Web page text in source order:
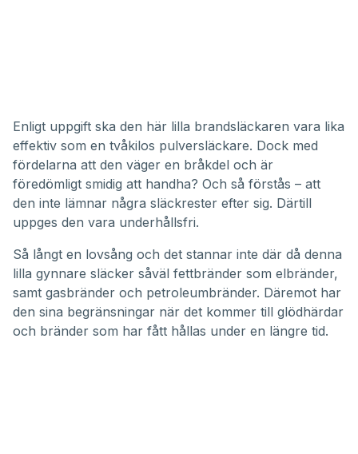
Enligt uppgift ska den här lilla brandsläckaren vara lika
effektiv som en tvåkilos pulversläckare. Dock med
fördelarna att den väger en bråkdel och är
föredömligt smidig att handha? Och så förstås – att
den inte lämnar några släckrester efter sig. Därtill
uppges den vara underhållsfri.
Så långt en lovsång och det stannar inte där då denna
lilla gynnare släcker såväl fettbränder som elbränder,
samt gasbränder och petroleumbränder. Däremot har
den sina begränsningar när det kommer till glödhärdar
och bränder som har fått hållas under en längre tid.